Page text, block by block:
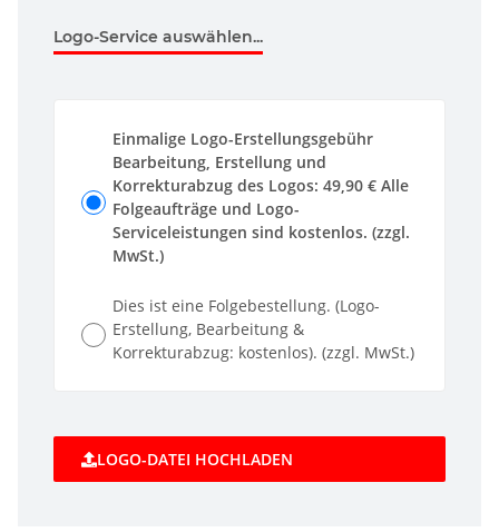
Logo-Service auswählen...
Einmalige Logo-Erstellungsgebühr
Bearbeitung, Erstellung und
Korrekturabzug des Logos: 49,90 € Alle
Folgeaufträge und Logo-
Serviceleistungen sind kostenlos. (zzgl.
MwSt.)
Dies ist eine Folgebestellung. (Logo-
Erstellung, Bearbeitung &
Korrekturabzug: kostenlos). (zzgl. MwSt.)
LOGO-DATEI HOCHLADEN